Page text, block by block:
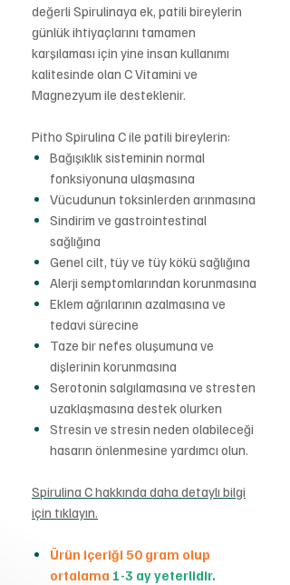
değerli Spirulinaya ek, patili bireylerin
günlük ihtiyaçlarını tamamen
karşılaması için yine insan kullanımı
kalitesinde olan C Vitamini ve
Magnezyum ile desteklenir.
Pitho Spirulina C ile patili bireylerin:
Bağışıklık sisteminin normal
fonksiyonuna ulaşmasına
Vücudunun toksinlerden arınmasına
Sindirim ve gastrointestinal
sağlığına
Genel cilt, tüy ve tüy kökü sağlığına
Alerji semptomlarından korunmasına
Eklem ağrılarının azalmasına ve
tedavi sürecine
Taze bir nefes oluşumuna ve
dişlerinin korunmasına
Serotonin salgılamasına ve stresten
uzaklaşmasına destek olurken
Stresin ve stresin neden olabileceği
hasarın önlenmesine yardımcı olun.
Spirulina C hakkında daha detaylı bilgi
için tıklayın.
Ürün içeriği 50 gram olup
ortalama 1-3 ay yeterlidir.